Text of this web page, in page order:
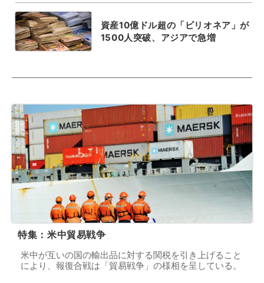
資産10億ドル超の「ビリオネア」が
1500人突破、アジアで急増
特集：米中貿易戦争
米中が互いの国の輸出品に対する関税を引き上げること
により、報復合戦は「貿易戦争」の様相を呈している。